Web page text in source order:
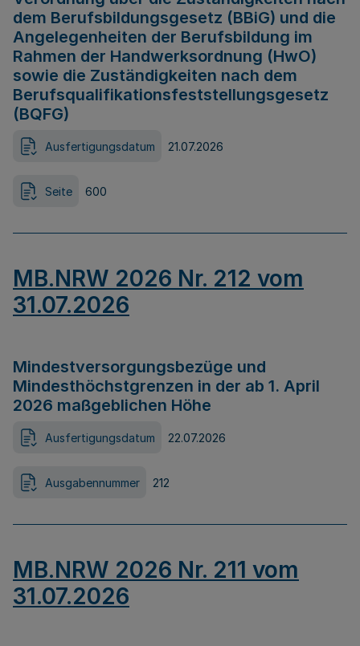
dem Berufsbildungsgesetz (BBiG) und die
Angelegenheiten der Berufsbildung im
Rahmen der Handwerksordnung (HwO)
sowie die Zuständigkeiten nach dem
Berufsqualifikationsfeststellungsgesetz
(BQFG)
Ausfertigungsdatum 21.07.2026
Seite 600
MB.NRW 2026 Nr. 212 vom
31.07.2026
Mindestversorgungsbezüge und
Mindesthöchstgrenzen in der ab 1. April
2026 maßgeblichen Höhe
Ausfertigungsdatum 22.07.2026
Ausgabennummer 212
MB.NRW 2026 Nr. 211 vom
31.07.2026